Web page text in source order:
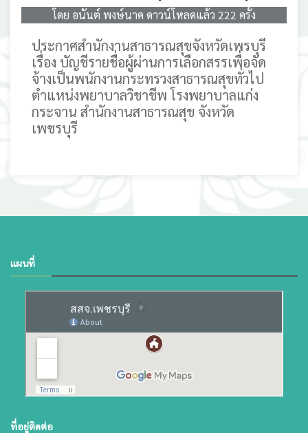
โดย อนันต์ พงษ์นาค ดาวน์โหลดแล้ว 222 ครั้ง
ประกาศสำนักงานสาธารณสุขจังหวัดเพรบุรี
เรื่อง บัญชีรายชื่อผู้ผ่านการเลือกสรรเพื่อจัด
จ้างเป็นพนักงานกระทรวงสาธารณสุขทั่วไป
ตำแหน่งพยาบาลวิชาชีพ โรงพยาบาลแก่ง
กระจาน สำนักงานสาธารณสุข จังหวัด
เพชรบุรี
แผนที่
ที่อยู่ติดต่อ